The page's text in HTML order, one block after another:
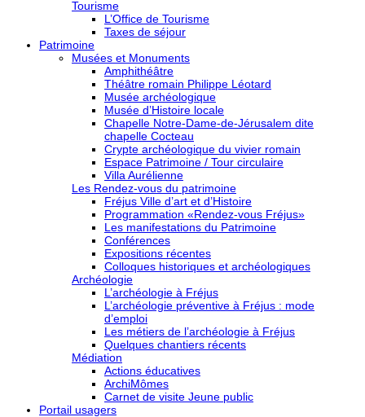
Tourisme
L’Office de Tourisme
Taxes de séjour
Patrimoine
Musées et Monuments
Amphithéâtre
Théâtre romain Philippe Léotard
Musée archéologique
Musée d’Histoire locale
Chapelle Notre-Dame-de-Jérusalem dite
chapelle Cocteau
Crypte archéologique du vivier romain
Espace Patrimoine / Tour circulaire
Villa Aurélienne
Les Rendez-vous du patrimoine
Fréjus Ville d’art et d’Histoire
Programmation «Rendez-vous Fréjus»
Les manifestations du Patrimoine
Conférences
Expositions récentes
Colloques historiques et archéologiques
Archéologie
L’archéologie à Fréjus
L’archéologie préventive à Fréjus : mode
d’emploi
Les métiers de l’archéologie à Fréjus
Quelques chantiers récents
Médiation
Actions éducatives
ArchiMômes
Carnet de visite Jeune public
Portail usagers